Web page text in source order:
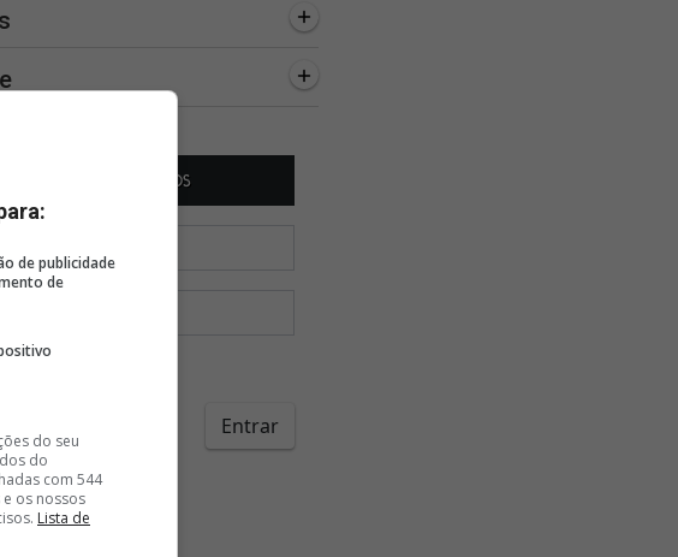
elogiado: 'Tem dado uma
de publicidade
de
do seu
do
com 544
os nossos
Lista de